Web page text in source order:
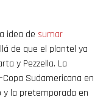
idea de sumar
de que el plantel ya
y Pezzella. La
Sudamericana en
y la pretemporada en